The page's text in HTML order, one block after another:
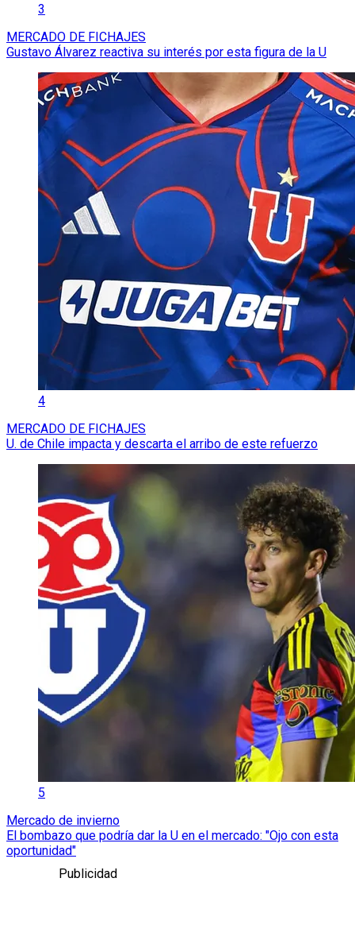
3
MERCADO DE FICHAJES
Gustavo Álvarez reactiva su interés por esta figura de la U
4
MERCADO DE FICHAJES
U. de Chile impacta y descarta el arribo de este refuerzo
5
Mercado de invierno
El bombazo que podría dar la U en el mercado: "Ojo con esta
oportunidad"
Publicidad